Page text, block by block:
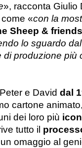
», racconta Giulio
«con la
Sheep & friends
lo sguardo
di produzione più
e David dal
cartone
dei loro più
tutto il
omaggio al